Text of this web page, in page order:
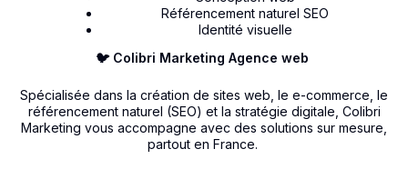
🐦 Colibri Marketing Agence web
Spécialisée dans la création de sites web, le e-commerce, le
référencement naturel (SEO) et la stratégie digitale, Colibri
Marketing vous accompagne avec des solutions sur mesure,
partout en France.
Référencement naturel SEO
Identité visuelle